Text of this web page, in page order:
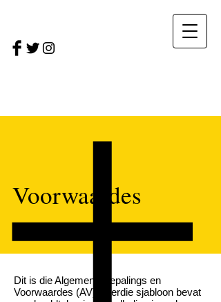
Voorwaardes
Dit is die Algemene Bepalings en
Voorwaardes (AV). Hierdie sjabloon bevat